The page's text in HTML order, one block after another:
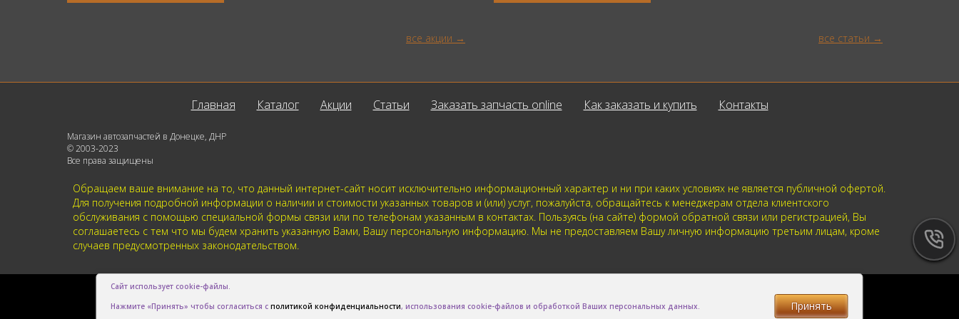
все акции все статьи
Главная Каталог Акции Статьи Заказать запчасть online Как заказать и купить Контакты
Магазин автозапчастей в Донецке, ДНР
© 2003-2023
Все права защищены
Обращаем ваше внимание на то, что данный интернет-сайт носит исключительно информационный характер и ни при каких условиях не является публичной офертой.
Для получения подробной информации о наличии и стоимости указанных товаров и (или) услуг, пожалуйста, обращайтесь к менеджерам отдела клиентского
обслуживания с помощью специальной формы связи или по телефонам указанным в контактах. Пользуясь (на сайте) формой обратной связи или регистрацией, Вы
соглашаетесь с тем что мы будем хранить указанную Вами, Вашу персональную информацию. Мы не предоставляем Вашу личную информацию третьим лицам, кроме
случаев предусмотренных законодательством.
Сайт использует cookie-файлы.
Нажмите «Принять» чтобы согласиться сполитикой конфиденциальности, использования cookie-файлов и обработкой Ваших персональных данных. Принять